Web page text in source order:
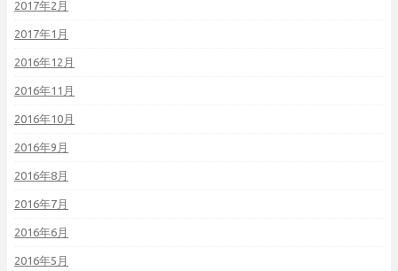
2017年2月
2017年1月
2016年12月
2016年11月
2016年10月
2016年9月
2016年8月
2016年7月
2016年6月
2016年5月